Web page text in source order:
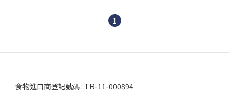
1
食物進口商登記號碼 : TR-11-000894